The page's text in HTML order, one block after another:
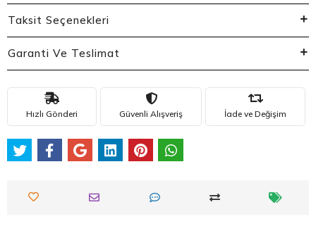
Taksit Seçenekleri
Garanti Ve Teslimat
Hızlı Gönderi Güvenli Alışveriş İade ve Değişim